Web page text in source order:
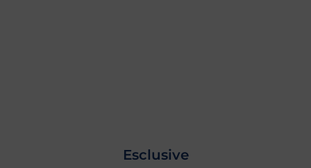
Esclusive